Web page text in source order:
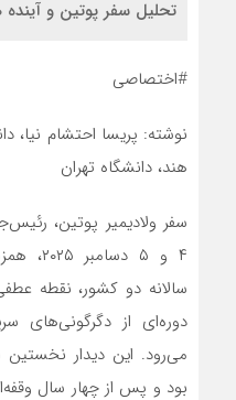
تحلیل سفر پوتین و
#اختصاصی
نوشته: پریسا احتشام نیا،
هند، دانشگاه تهران
سفر ولادیمیر پوتین،
۴ و ۵
سالانه دو کشور، نقطه
دوره‌ای از دگرگونی‌های
بود و پس از چهار سال